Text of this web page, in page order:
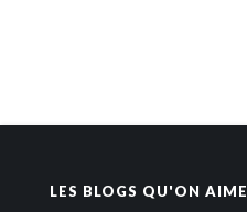
LES BLOGS QU'ON AIME